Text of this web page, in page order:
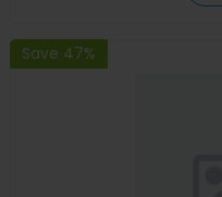
Save 47%